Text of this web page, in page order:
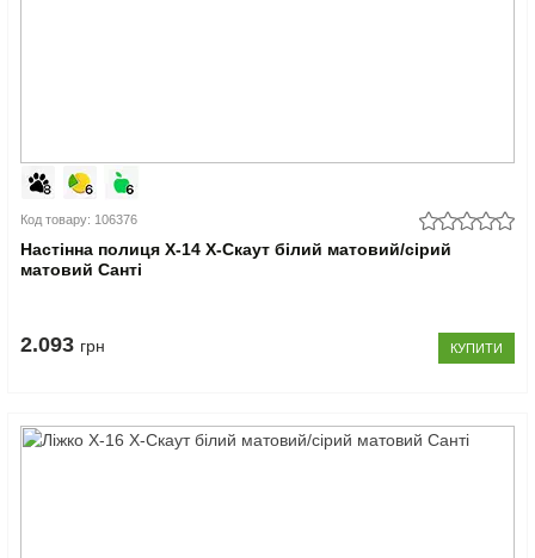
Код товару: 106376
Настінна полиця Х-14 X-Скаут білий матовий/сірий
матовий Санті
2.093 грн КУПИТИ